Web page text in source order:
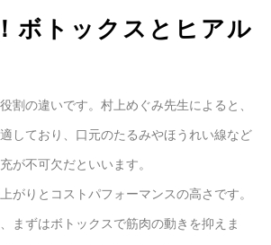
ボトックスとヒアル
割の違いです。村上めぐみ先生によると、
しており、口元のたるみやほうれい線など
が不可欠だといいます。
がりとコストパフォーマンスの高さです。
まずはボトックスで筋肉の動きを抑えま